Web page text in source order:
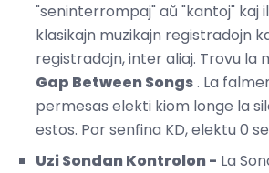
"seninterrompaj" aŭ "kantoj" kaj
klasikajn muzikajn registradojn
registradojn, inter aliaj. Trovu la
Gap Between Songs. La
permesas elekti kiom longe la
estos. Por senfina KD, elektu 0
Uzi Sondan Kontrolon - La